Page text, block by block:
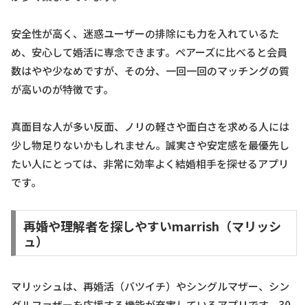
安全性が高く、迷惑ユーザーの排除にも力を入れているた
め、安心して婚活に専念できます。ペアーズに比べると会員
数はやや少なめですが、その分、一回一回のマッチングの質
が高いのが特徴です。
真面目な人が多い反面、ノリの軽さや面白さを求める人には
少し物足りないかもしれません。誠実さや安定感を最優先し
たい人にとっては、非常に効率よく結婚相手を探せるアプリ
です。
再婚や理解者を探しやすいmarrish（マリッシ
ュ）
マリッシュは、再婚活（バツイチ）やシングルマザー、シン